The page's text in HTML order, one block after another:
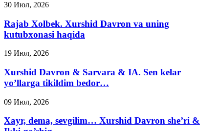
30 Июл, 2026
Rajab Xolbek. Xurshid Davron va uning
kutubxonasi haqida
19 Июл, 2026
Xurshid Davron & Sarvara & IA. Sen kelar
yo’llarga tikildim bedor…
09 Июл, 2026
Xayr, dema, sevgilim… Xurshid Davron she’ri &